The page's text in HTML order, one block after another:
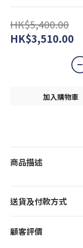
HK$5,400.00
HK$3,510.00
加入購物車
商品描述
送貨及付款方式
顧客評價